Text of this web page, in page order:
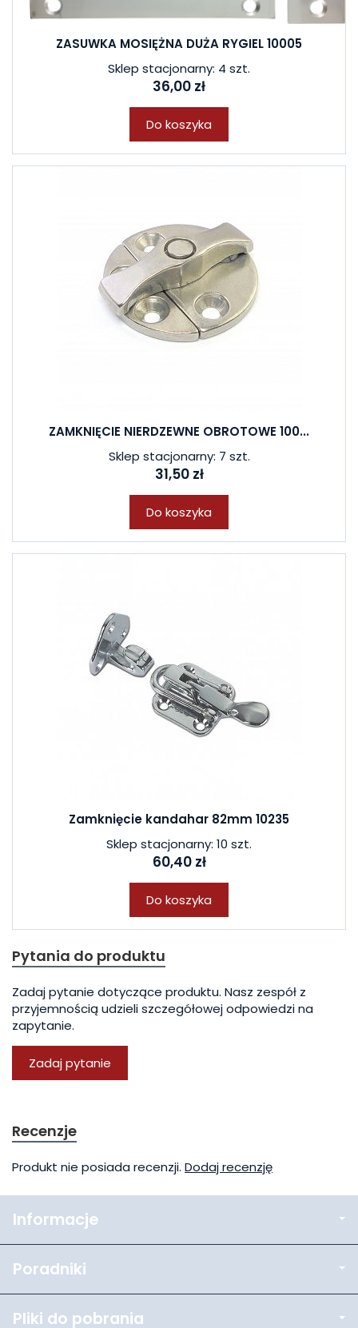
ZASUWKA MOSIĘŻNA DUŻA RYGIEL 10005
Sklep stacjonarny: 4 szt.
36,00 zł
Do koszyka
ZAMKNIĘCIE NIERDZEWNE OBROTOWE 100...
Sklep stacjonarny: 7 szt.
31,50 zł
Do koszyka
Zamknięcie kandahar 82mm 10235
Sklep stacjonarny: 10 szt.
60,40 zł
Do koszyka
Pytania do produktu
Zadaj pytanie dotyczące produktu. Nasz zespół z
przyjemnością udzieli szczegółowej odpowiedzi na
zapytanie.
Zadaj pytanie
Recenzje
Produkt nie posiada recenzji. Dodaj recenzję
Informacje
Poradniki
Pliki do pobrania